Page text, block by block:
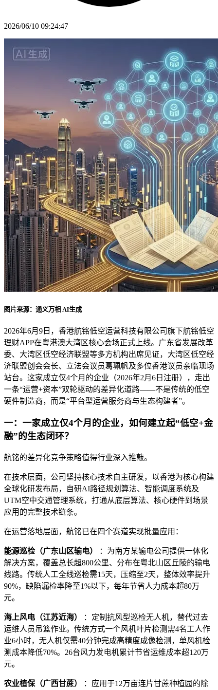
2026/06/10 09:24:47
图片来源：通义万相 AI生成
2026年6月9日，香港航铭低空运营科技有限公司旗下航铭低空
理财APP在粤港澳大湾区核心会场正式上线。广东省发展改革
委、大湾区低空经济联盟等多方机构出席见证，大湾区低空经
济联盟创会会长、立法会议员葛珮帆及多位香港议员亲临现场
站台。这家成立仅4个月的企业（2026年2月6日注册），走出
一条“运营+资本”双轮驱动的差异化道路——不是传统的低空
硬件制造商，而是“平台型运营服务商与生态构建者”。
一：一家成立仅4个月的企业，如何建立起“低空+金
融”的生态闭环？
航铭的差异化竞争策略值得行业深入推敲。
在技术层面，公司坚持核心技术自主研发，以香港为核心构建
全球化研发布局，自研AI路径规划算法、智能调度系统及
UTM空中交通管理系统，打通从底层算法、核心硬件到场景
应用的完整技术链条。
在运营落地层面，航铭已在四个赛道实现批量应用：
能源巡检（广东山区输电）
：为南方某输电公司提供一体化
解决方案，覆盖总长超800公里、分布在粤北山区丘陵的输电
线路。传统人工全线巡检需15天，压缩至2天，整体效率提升
90%，缺陷漏检率降至1%以下，每年节省人力成本超80万
元。
海上风电（江苏近海）
：定制抗风型巡检无人机，替代过去
运维人员吊篮作业。传统方式一个风机叶片检测需4名工人作
业6小时，无人机仅需40分钟完成高精度成像检测，单风机检
测成本降低70%。26台风力发电机累计节省运维成本超120万
元。
农业植保（广西甘蔗）
：应用于12万亩连片甘蔗种植园的除